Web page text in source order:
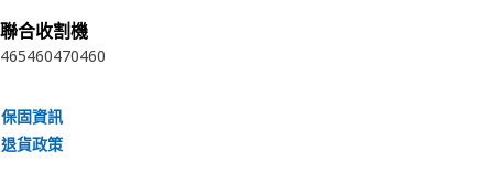
聯合收割機
465460470460
保固資訊
退貨政策